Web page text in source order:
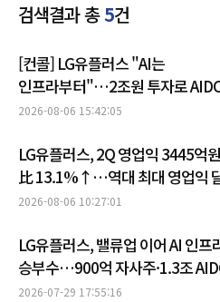
검색결과 총5건
[컨콜] LG유플러스 "AI는
인프라부터"…2조원 투자로
속도
2026-08-06 15:42:05
LG유플러스, 2Q 영업익 3445억
比 13.1%↑…역대 최대 영업익
2026-08-06 10:27:01
LG유플러스, 밸류업 이어 AI 인프
승부수…900억 자사주·1.3조
투자 병행
2026-07-29 17:55:16